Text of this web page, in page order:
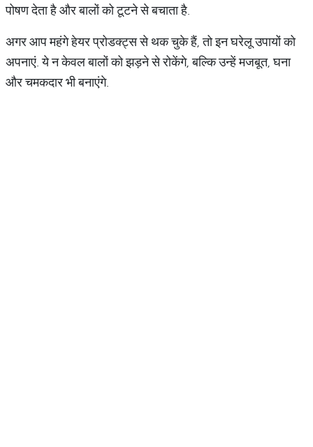
पोषण देता है और बालों को टूटने से बचाता है.
अगर आप महंगे हेयर प्रोडक्ट्स से थक चुके हैं, तो इन घरेलू उपायों को
अपनाएं. ये न केवल बालों को झड़ने से रोकेंगे, बल्कि उन्हें मजबूत, घना
और चमकदार भी बनाएंगे.